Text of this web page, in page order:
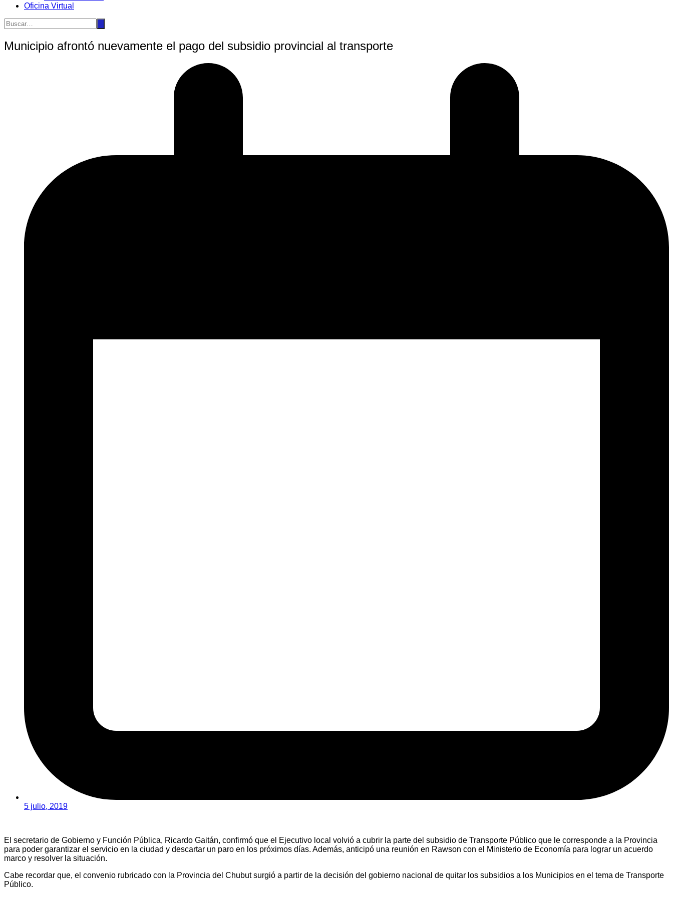
Oficina Virtual
Municipio afrontó nuevamente el pago del subsidio provincial al transporte
5 julio, 2019
El secretario de Gobierno y Función Pública, Ricardo Gaitán, confirmó que el Ejecutivo local volvió a cubrir la parte del subsidio de Transporte Público que le corresponde a la Provincia
para poder garantizar el servicio en la ciudad y descartar un paro en los próximos días. Además, anticipó una reunión en Rawson con el Ministerio de Economía para lograr un acuerdo
marco y resolver la situación.
Cabe recordar que, el convenio rubricado con la Provincia del Chubut surgió a partir de la decisión del gobierno nacional de quitar los subsidios a los Municipios en el tema de Transporte
Público.